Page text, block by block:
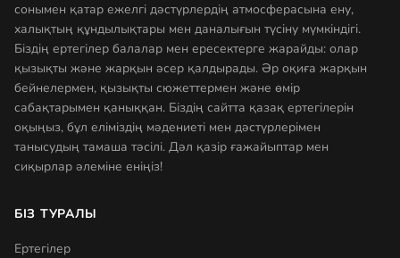
сонымен қатар ежелгі дәстүрлердің атмосферасына ену,
халықтың құндылықтары мен даналығын түсіну мүмкіндігі.
Біздің ертегілер балалар мен ересектерге жарайды: олар
қызықты және жарқын әсер қалдырады. Әр оқиға жарқын
бейнелермен, қызықты сюжеттермен және өмір
сабақтарымен қаныққан. Біздің сайтта қазақ ертегілерін
оқыңыз, бұл еліміздің мәдениеті мен дәстүрлерімен
танысудың тамаша тәсілі. Дәл қазір ғажайыптар мен
сиқырлар әлеміне еніңіз!
БІЗ ТУРАЛЫ
Ертегілер